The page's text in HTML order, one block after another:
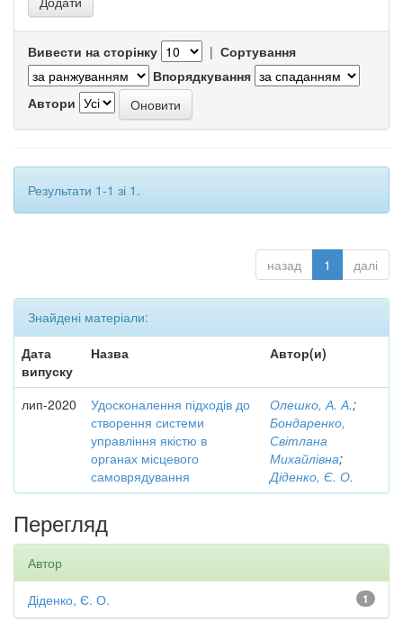
Вивести на сторінку | Сортування
Впорядкування
Автори
Результати 1-1 зі 1.
назад 1 далі
Знайдені матеріали:
Дата
випуску
Назва Автор(и)
лип-2020
Удосконалення підходів до
створення системи
управління якістю в
органах місцевого
самоврядування
Олешко, А. А.;
Бондаренко,
Світлана
Михайлівна;
Діденко, Є. О.
Перегляд
Автор
1
Діденко, Є. О.